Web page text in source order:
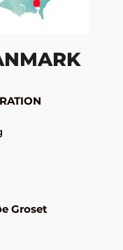
Groset